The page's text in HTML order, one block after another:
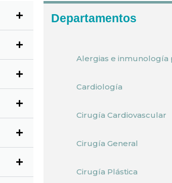
Departamentos
Alergias e inmunología
Cardiología
Cirugía Cardiovascular
Cirugía General
Cirugía Plástica